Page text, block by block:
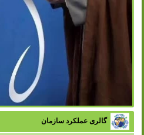
گالری عملکرد سازمان